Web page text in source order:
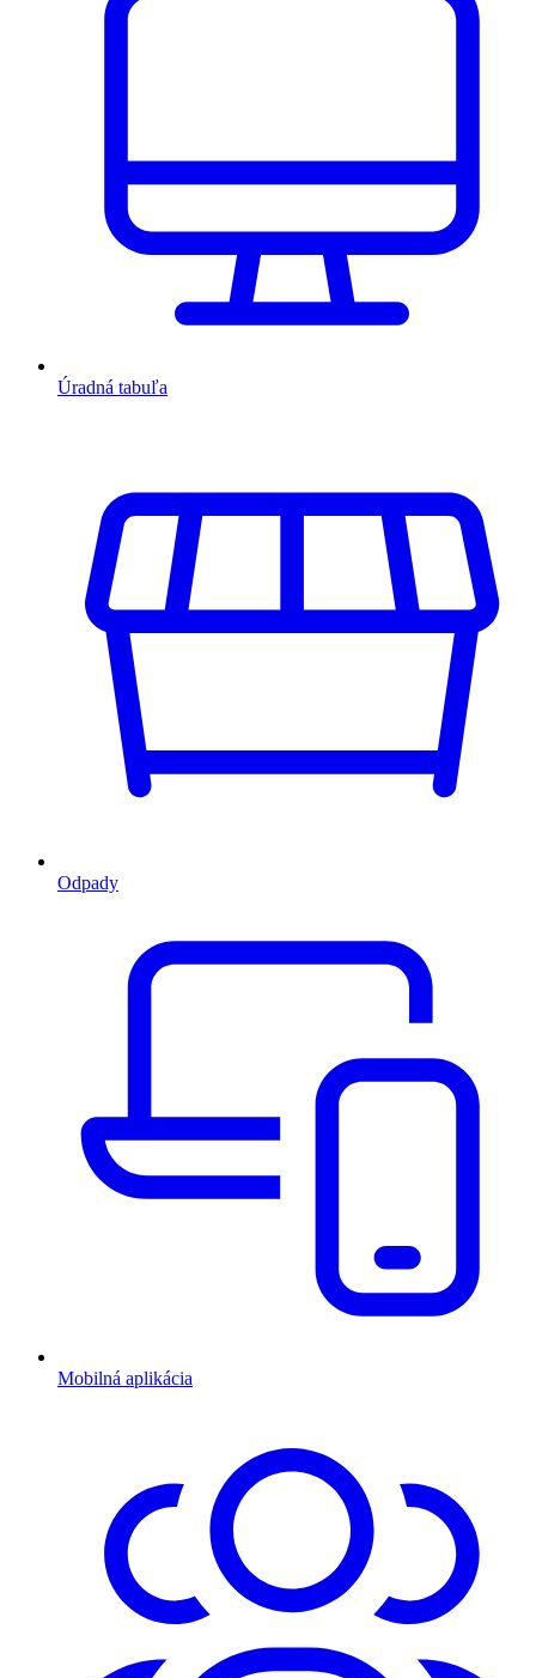
Úradná tabuľa
Odpady
Mobilná aplikácia